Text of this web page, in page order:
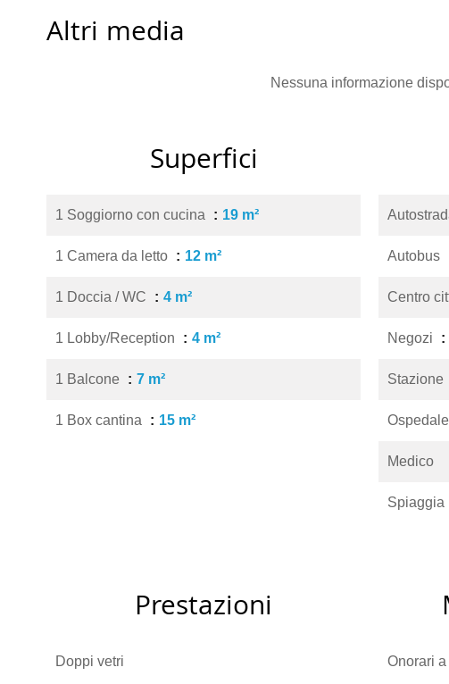
Altri media
Nessuna informazione
Superfici
1 Soggiorno con cucina 19 m²
1 Camera da letto 12 m²
1 Doccia / WC 4 m²
1 Lobby/Reception 4 m²
1 Balcone 7 m²
1 Box cantina 15 m²
Autobus
Centro
Negozi
Stazione
Medico
Spiaggia
Prestazioni
Doppi vetri Onorari